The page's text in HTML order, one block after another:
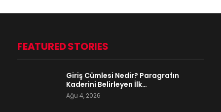
FEATURED STORIES
Giriş Cümlesi Nedir? Paragrafın
Kaderini Belirleyen İlk…
Ağu 4, 2026